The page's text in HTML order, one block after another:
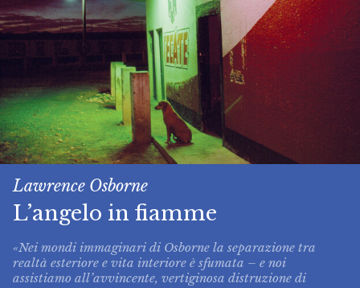
Lawrence Osborne
L’angelo in fiamme
«Nei mondi immaginari di Osborne la separazione tra
realtà esteriore e vita interiore è sfumata – e noi
assistiamo all’avvincente, vertiginosa distruzione di